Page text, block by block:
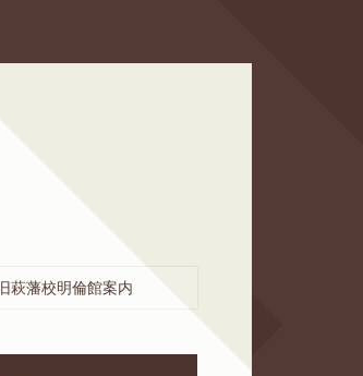
旧萩藩校明倫館案内